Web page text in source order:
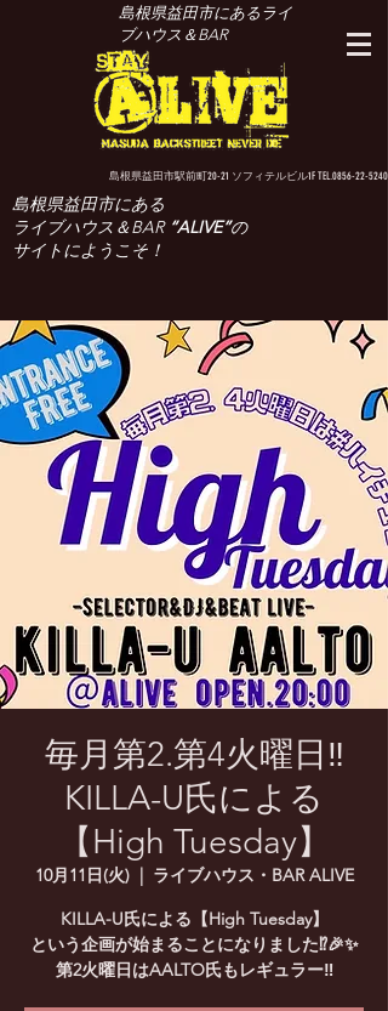
島根県益田市にあるライ
ブハウス＆BAR
島根県益田市駅前町20-21 ソフィテルビル1F TEL.0856-22-5240
島根県益田市にある
ライブハウス＆BAR “ALIVE”の
サイトにようこそ！
毎月第2.第4火曜日‼️
KILLA-U氏による
【High Tuesday】
10月11日(火)
  |
ライブハウス・BAR ALIVE
KILLA-U氏による【High Tuesday】
という企画が始まることになりました⁉️🎉✨
第2火曜日はAALTO氏もレギュラー‼️